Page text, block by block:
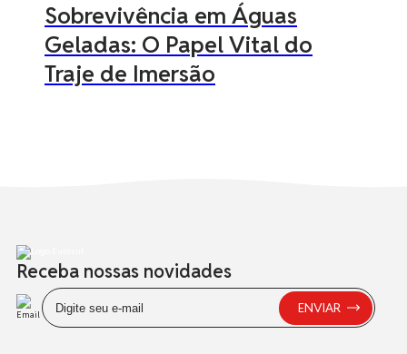
Sobrevivência em Águas
Geladas: O Papel Vital do
Traje de Imersão
Receba nossas novidades